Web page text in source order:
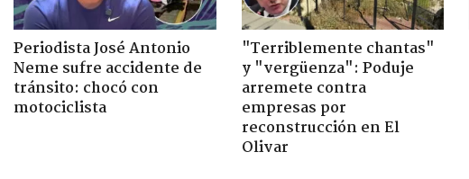
Periodista José Antonio
Neme sufre accidente de
tránsito: chocó con
motociclista
"Terriblemente chantas"
y "vergüenza": Poduje
arremete contra
empresas por
reconstrucción en El
Olivar